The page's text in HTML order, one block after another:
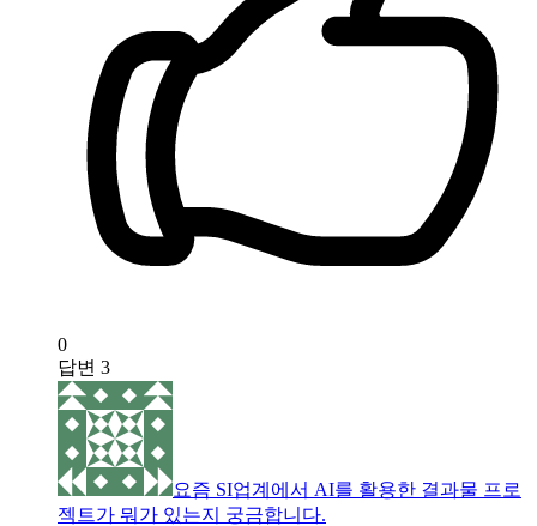
0
답변 3
요즘 SI업계에서 AI를 활용한 결과물 프로
젝트가 뭐가 있는지 궁금합니다.